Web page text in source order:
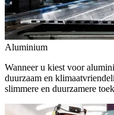
Aluminium
Wanneer u kiest voor
duurzaam en
slimmere en duurzamere